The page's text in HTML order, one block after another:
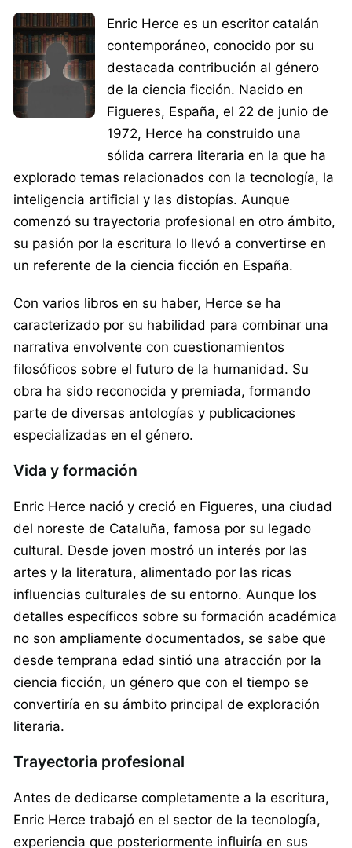
Enric Herce es un escritor catalán
contemporáneo, conocido por su
destacada contribución al género
de la ciencia ficción. Nacido en
Figueres, España, el 22 de junio de
1972, Herce ha construido una
sólida carrera literaria en la que ha
explorado temas relacionados con la tecnología, la
inteligencia artificial y las distopías. Aunque
comenzó su trayectoria profesional en otro ámbito,
su pasión por la escritura lo llevó a convertirse en
un referente de la ciencia ficción en España.
Con varios libros en su haber, Herce se ha
caracterizado por su habilidad para combinar una
narrativa envolvente con cuestionamientos
filosóficos sobre el futuro de la humanidad. Su
obra ha sido reconocida y premiada, formando
parte de diversas antologías y publicaciones
especializadas en el género.
Vida y formación
Enric Herce nació y creció en Figueres, una ciudad
del noreste de Cataluña, famosa por su legado
cultural. Desde joven mostró un interés por las
artes y la literatura, alimentado por las ricas
influencias culturales de su entorno. Aunque los
detalles específicos sobre su formación académica
no son ampliamente documentados, se sabe que
desde temprana edad sintió una atracción por la
ciencia ficción, un género que con el tiempo se
convertiría en su ámbito principal de exploración
literaria.
Trayectoria profesional
Antes de dedicarse completamente a la escritura,
Enric Herce trabajó en el sector de la tecnología,
experiencia que posteriormente influiría en sus